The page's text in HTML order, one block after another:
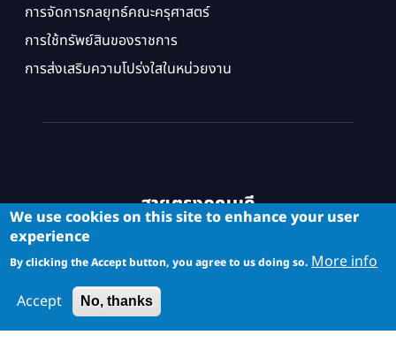
การจัดการกลยุทธ์คณะครุศาสตร์
การใช้ทรัพย์สินของราชการ
การส่งเสริมความโปร่งใสในหน่วยงาน
สายตรงคณบดี
We use cookies on this site to enhance your user
experience
By clicking the Accept button, you agree to us doing so. More info
Accept
No, thanks